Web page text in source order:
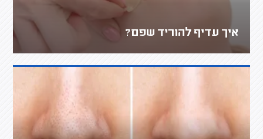
איך עדיף להוריד שפם?